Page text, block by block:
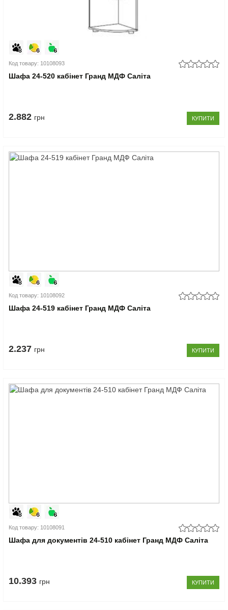
Код товару: 10108093
Шафа 24-520 кабінет Гранд МДФ Саліта
2.882 грн КУПИТИ
Код товару: 10108092
Шафа 24-519 кабінет Гранд МДФ Саліта
2.237 грн КУПИТИ
Код товару: 10108091
Шафа для документів 24-510 кабінет Гранд МДФ Саліта
10.393 грн КУПИТИ